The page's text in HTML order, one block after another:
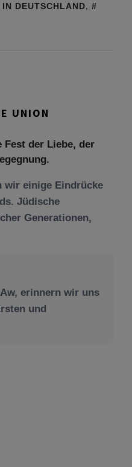
DEUTSCHLAND,
UNION
Fest der Liebe, der
wir einige Eindrücke
Jüdische
Generationen,
erinnern wir uns
und